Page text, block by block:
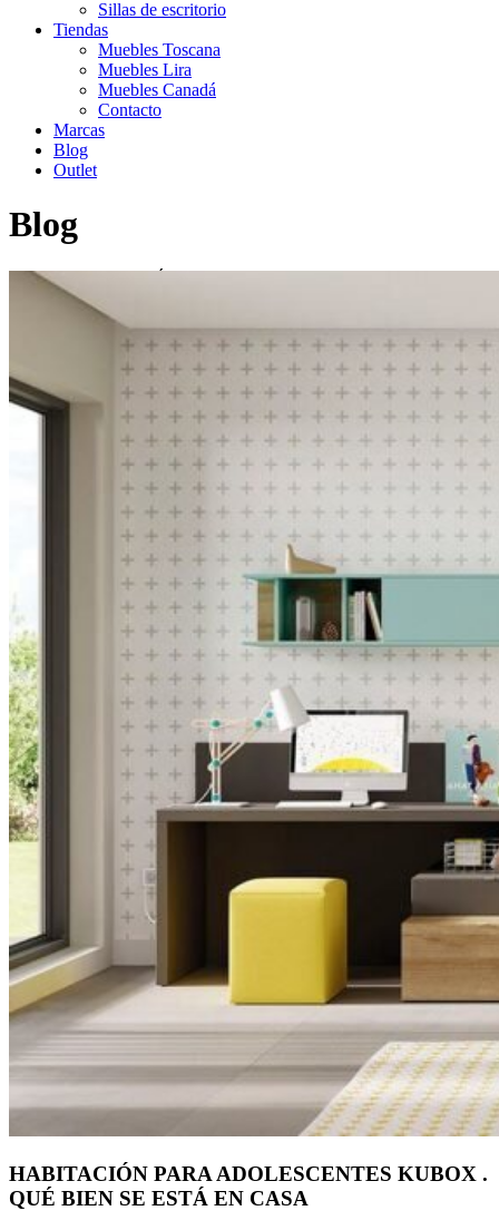
Sillas de escritorio
Tiendas
Muebles Toscana
Muebles Lira
Muebles Canadá
Contacto
Marcas
Blog
Outlet
Blog
Inicio>
QUÉ BIEN SE ESTÁ EN CASA
HABITACIÓN PARA ADOLESCENTES KUBOX .
QUÉ BIEN SE ESTÁ EN CASA